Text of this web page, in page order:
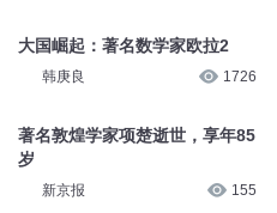
大国崛起：著名数学家欧拉2
韩庚良 1726
著名敦煌学家项楚逝世，享年85
岁
新京报 155